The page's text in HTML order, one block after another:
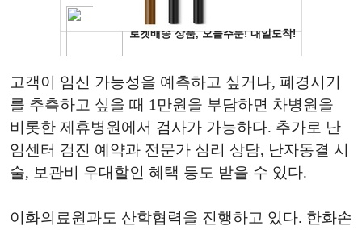
고객이 임신 가능성을 예측하고 싶거나, 폐경시기
를 추측하고 싶을 때 1만원을 부담하면 차병원을
비롯한 제휴병원에서 검사가 가능하다. 추가로 난
임센터 검진 예약과 전문가 심리 상담, 난자동결 시
술, 보관비 우대할인 혜택 등도 받을 수 있다.
이화의료원과도 산학협력을 진행하고 있다. 한화손